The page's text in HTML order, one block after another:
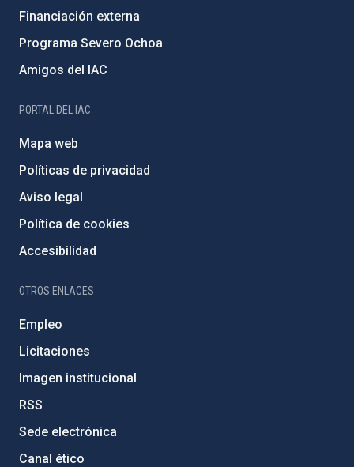
Financiación externa
Programa Severo Ochoa
Amigos del IAC
PORTAL DEL IAC
Mapa web
Políticas de privacidad
Aviso legal
Política de cookies
Accesibilidad
OTROS ENLACES
Empleo
Licitaciones
Imagen institucional
RSS
Sede electrónica
Canal ético